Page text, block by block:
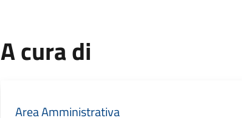
A cura di
Area Amministrativa